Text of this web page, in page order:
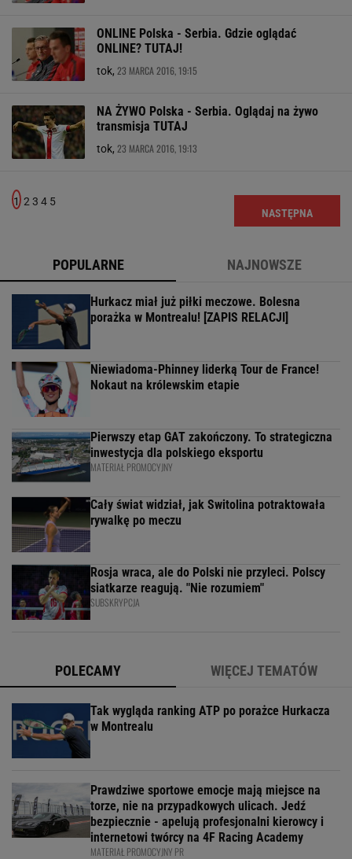
ONLINE Polska - Serbia. Gdzie oglądać
ONLINE? TUTAJ!
tok, 23 MARCA 2016, 19:15
NA ŻYWO Polska - Serbia. Oglądaj na żywo
transmisja TUTAJ
tok, 23 MARCA 2016, 19:13
1 2 3 4 5
NASTĘPNA
POPULARNE NAJNOWSZE
Hurkacz miał już piłki meczowe. Bolesna
porażka w Montrealu! [ZAPIS RELACJI]
Niewiadoma-Phinney liderką Tour de France!
Nokaut na królewskim etapie
Pierwszy etap GAT zakończony. To strategiczna
inwestycja dla polskiego eksportu
MATERIAŁ PROMOCYJNY
Cały świat widział, jak Switolina potraktowała
rywalkę po meczu
Rosja wraca, ale do Polski nie przyleci. Polscy
siatkarze reagują. "Nie rozumiem"
SUBSKRYPCJA
POLECAMY WIĘCEJ TEMATÓW
Tak wygląda ranking ATP po porażce Hurkacza
w Montrealu
Prawdziwe sportowe emocje mają miejsce na
torze, nie na przypadkowych ulicach. Jedź
bezpiecznie - apelują profesjonalni kierowcy i
internetowi twórcy na 4F Racing Academy
MATERIAŁ PROMOCYJNY PR